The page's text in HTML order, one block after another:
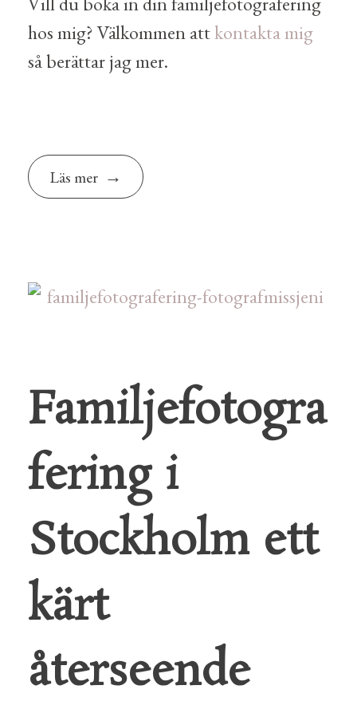
hos mig? Välkommen attkontakta mig
så berättar jag mer.
Läs mer
Familjefotogra
fering i
Stockholm ett
kärt
återseende